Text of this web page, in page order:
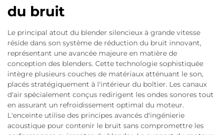
du bruit
Le principal atout du blender silencieux à grande vitesse
réside dans son système de réduction du bruit innovant,
représentant une avancée majeure en matière de
conception des blenders. Cette technologie sophistiquée
intègre plusieurs couches de matériaux atténuant le son,
placés stratégiquement à l'intérieur du boîtier. Les canaux
d'air spécialement conçus redirigent les ondes sonores tout
en assurant un refroidissement optimal du moteur.
L'enceinte utilise des principes avancés d'ingénierie
acoustique pour contenir le bruit sans compromettre les